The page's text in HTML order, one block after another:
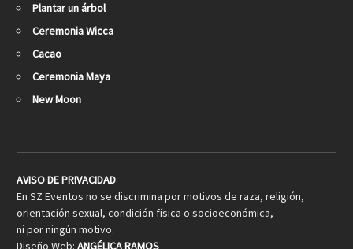
Plantar un árbol
Ceremonia Wicca
Cacao
Ceremonia Maya
New Moon
AVISO DE PRIVACIDAD
En SZ Eventos no se discrimina por motivos de raza, religión,
orientación sexual, condición física o socioeconómica,
ni por ningún motivo.
Diseño Web: ANGÉLICA RAMOS